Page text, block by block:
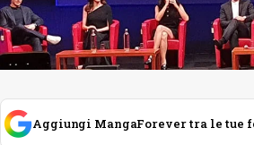
Aggiungi MangaForever tra le tue